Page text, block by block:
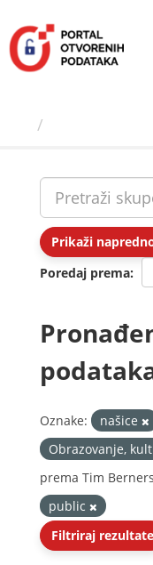
sadržaj
Prikaži
Poredaj prema
Oznake: našice
Obrazovanje,
prema Tim
public
Filtriraj rezultate